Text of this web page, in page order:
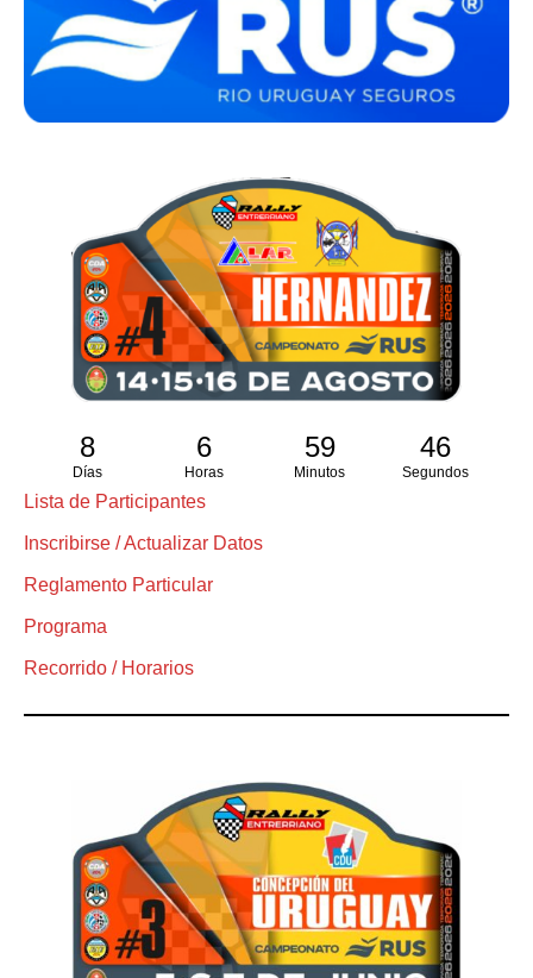
8
Días
6
Horas
59
Minutos
45
Segundos
Lista de Participantes
Inscribirse / Actualizar Datos
Reglamento Particular
Programa
Recorrido / Horarios